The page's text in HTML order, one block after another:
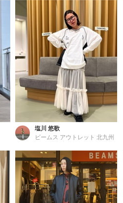
塩川 悠歌
ビームス アウトレット 北九州